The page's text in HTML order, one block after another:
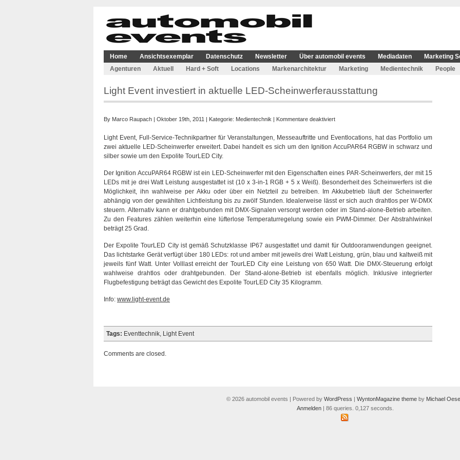
Home Ansichtsexemplar Datenschutz Newsletter Über automobil events Mediadaten
Marketing
Agenturen
Aktuell Hard + Soft Locations Markenarchitektur Marketing Medientechnik People
Light Event investiert in aktuelle LED-Scheinwerferausstattung
By Marco Raupach | Oktober 19th, 2011 | Kategorie: Medientechnik | Kommentare deaktiviertfür
Event
investiert
LED-
Scheinwerferausstattung
Light Event, Full-Service-Technikpartner für Veranstaltungen, Messeauftritte und Eventlocations, hat das Portfolio um
zwei aktuelle LED-Scheinwerfer erweitert. Dabei handelt es sich um den Ignition AccuPAR64 RGBW in schwarz und
silber sowie um den Expolite TourLED City.
Der Ignition AccuPAR64 RGBW ist ein LED-Scheinwerfer mit den Eigenschaften eines PAR-Scheinwerfers, der mit 15
LEDs mit je drei Watt Leistung ausgestattet ist (10 x 3-in-1 RGB + 5 x Weiß). Besonderheit des Scheinwerfers ist die
Möglichkeit, ihn wahlweise per Akku oder über ein Netzteil zu betreiben. Im Akkubetrieb läuft der Scheinwerfer
abhängig von der gewählten Lichtleistung bis zu zwölf Stunden. Idealerweise lässt er sich auch drahtlos per W-DMX
steuern. Alternativ kann er drahtgebunden mit DMX-Signalen versorgt werden oder im Stand-alone-Betrieb arbeiten.
Zu den Features zählen weiterhin eine lüfterlose Temperaturregelung sowie ein PWM-Dimmer. Der Abstrahlwinkel
beträgt 25 Grad.
Der Expolite TourLED City ist gemäß Schutzklasse IP67 ausgestattet und damit für Outdooranwendungen geeignet.
Das lichtstarke Gerät verfügt über 180 LEDs: rot und amber mit jeweils drei Watt Leistung, grün, blau und kaltweiß mit
jeweils fünf Watt. Unter Volllast erreicht der TourLED City eine Leistung von 650 Watt. Die DMX-Steuerung erfolgt
wahlweise drahtlos oder drahtgebunden. Der Stand-alone-Betrieb ist ebenfalls möglich. Inklusive integrierter
Flugbefestigung beträgt das Gewicht des Expolite TourLED City 35 Kilogramm.
Info: www.light-event.de
Tags: Eventtechnik, Light Event
Comments are closed.
© 2026 automobil events | Powered by WordPress | WyntonMagazine theme by Michael
Anmelden| 86 queries. 0,127 seconds.